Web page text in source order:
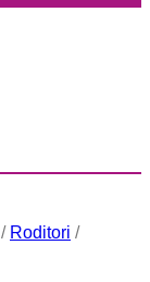
/ Roditori /